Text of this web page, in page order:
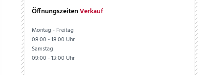
ÖffnungszeitenVerkauf
Montag - Freitag
08:00 - 18:00 Uhr
Samstag
09:00 - 13:00 Uhr